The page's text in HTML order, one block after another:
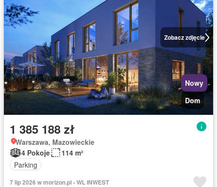
Zobacz zdjęcie
Nowy
Dom
1 385 188 zł
Warszawa, Mazowieckie
4 Pokoje
114 m²
Parking
7 lip 2026 w morizon.pl - WL INWEST